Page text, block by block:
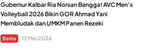
Gubernur Kalbar Ria Norsan Bangga! AVC Men’s
Volleyball 2026 Bikin GOR Ahmad Yani
Membludak dan UMKM Panen Rezeki
Berita 13 Mei 2026